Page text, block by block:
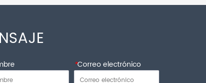
*Correo electrónico